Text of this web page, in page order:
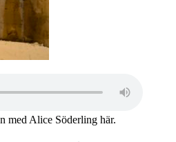
med Alice Söderling här.